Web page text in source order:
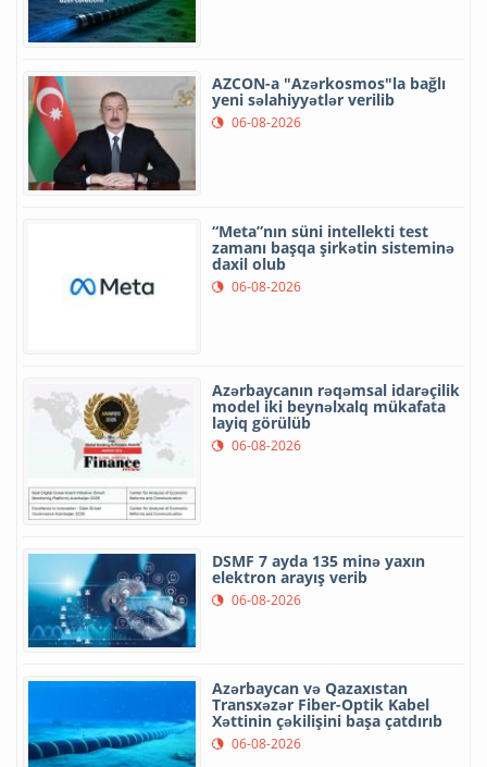
AZCON-a "Azərkosmos"la bağlı
yeni səlahiyyətlər verilib
06-08-2026
“Meta”nın süni intellekti test
zamanı başqa şirkətin sisteminə
daxil olub
06-08-2026
Azərbaycanın rəqəmsal idarəçilik
model iki beynəlxalq mükafata
layiq görülüb
06-08-2026
DSMF 7 ayda 135 minə yaxın
elektron arayış verib
06-08-2026
Azərbaycan və Qazaxıstan
Transxəzər Fiber-Optik Kabel
Xəttinin çəkilişini başa çatdırıb
06-08-2026